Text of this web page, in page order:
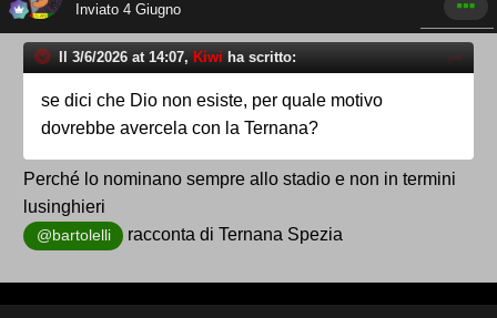
Inviato 4 Giugno
Il 3/6/2026 at 14:07, Kiwi ha scritto:
se dici che Dio non esiste, per quale motivo
dovrebbe avercela con la Ternana?
Perché lo nominano sempre allo stadio e non in termini
lusinghieri
@bartolelli racconta di Ternana Spezia